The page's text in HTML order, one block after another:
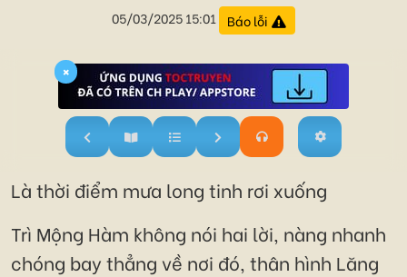
05/03/2025 15:01 Báo lỗi
×
Là thời điểm mưa long tinh rơi xuống
Trì Mộng Hàm không nói hai lời, nàng nhanh
chóng bay thẳng về nơi đó, thân hình Lăng